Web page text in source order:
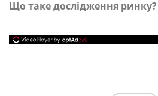
Що таке дослідження ринку?